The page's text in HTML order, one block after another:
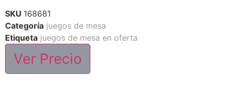
SKU 168681
Categoría juegos de mesa
Etiqueta juegos de mesa en oferta
Ver Precio